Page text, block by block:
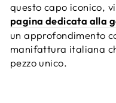
questo capo iconico,
pagina dedicata alla
un approfondimento
manifattura italiana
pezzo unico.